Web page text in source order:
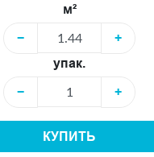
м²
−
+
упак.
−
+
КУПИТЬ